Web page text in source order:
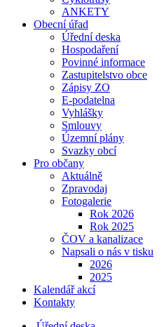
ANKETY
Obecní úřad
Úřední deska
Hospodaření
Povinné informace
Zastupitelstvo obce
Zápisy ZO
E-podatelna
Vyhlášky
Smlouvy
Územní plány
Svazky obcí
Pro občany
Aktuálně
Zpravodaj
Fotogalerie
Rok 2026
Rok 2025
ČOV a kanalizace
Napsali o nás v tisku
2026
2025
Kalendář akcí
Kontakty